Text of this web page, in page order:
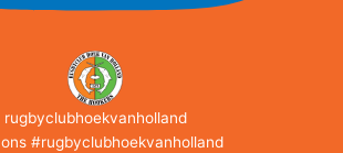
rugbyclubhoekvanholland
#rugbyclubhoekvanholland